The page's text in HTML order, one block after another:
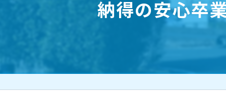
納得の安心卒